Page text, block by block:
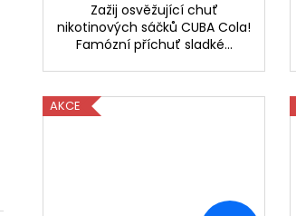
Zažij osvěžující chuť
nikotinových sáčků CUBA Cola!
Famózní příchuť sladké...
AKCE